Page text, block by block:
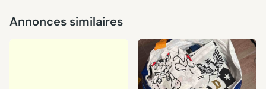
Annonces similaires